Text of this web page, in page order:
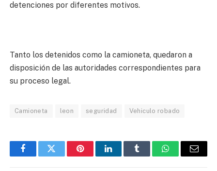
detenciones por diferentes motivos.
Tanto los detenidos como la camioneta, quedaron a
disposición de las autoridades correspondientes para
su proceso legal.
Camioneta leon seguridad Vehiculo robado
FacebookTwitter PinterestLinkedInTumblr WhatsAppEmail